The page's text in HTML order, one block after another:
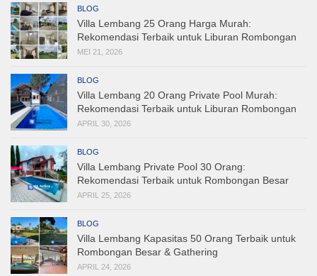
BLOG
Villa Lembang 25 Orang Harga Murah:
Rekomendasi Terbaik untuk Liburan Rombongan
MEI 21, 2026
BLOG
Villa Lembang 20 Orang Private Pool Murah:
Rekomendasi Terbaik untuk Liburan Rombongan
APRIL 30, 2026
BLOG
Villa Lembang Private Pool 30 Orang:
Rekomendasi Terbaik untuk Rombongan Besar
APRIL 25, 2026
BLOG
Villa Lembang Kapasitas 50 Orang Terbaik untuk
Rombongan Besar & Gathering
APRIL 24, 2026